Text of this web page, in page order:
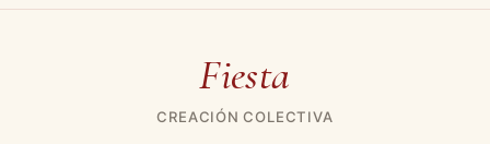
Fiesta
CREACIÓN COLECTIVA